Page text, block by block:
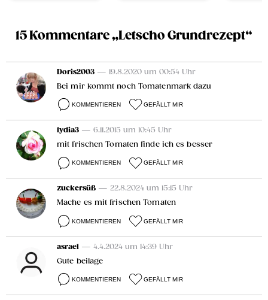
15 Kommentare „Letscho Grundrezept“
Doris2003 — 19.8.2020 um 00:54 Uhr
Bei mir kommt noch Tomatenmark dazu
KOMMENTIEREN GEFÄLLT MIR
lydia3 — 6.11.2015 um 10:45 Uhr
mit frischen Tomaten finde ich es besser
KOMMENTIEREN GEFÄLLT MIR
zuckersüß — 22.8.2024 um 15:15 Uhr
Mache es mit frischen Tomaten
KOMMENTIEREN GEFÄLLT MIR
asrael — 4.4.2024 um 14:39 Uhr
Gute beilage
KOMMENTIEREN GEFÄLLT MIR